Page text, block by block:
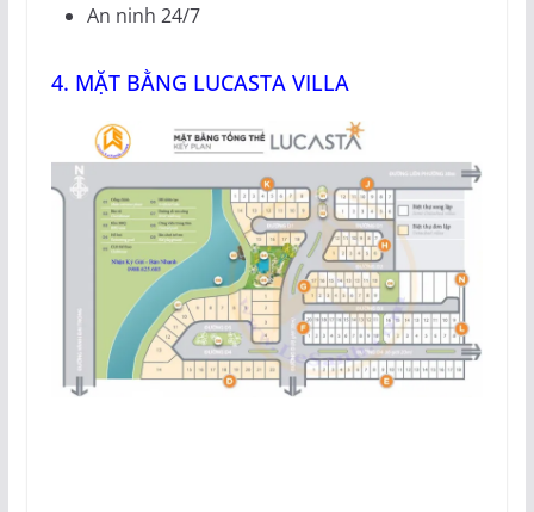
An ninh 24/7
4. MẶT BẰNG LUCASTA VILLA